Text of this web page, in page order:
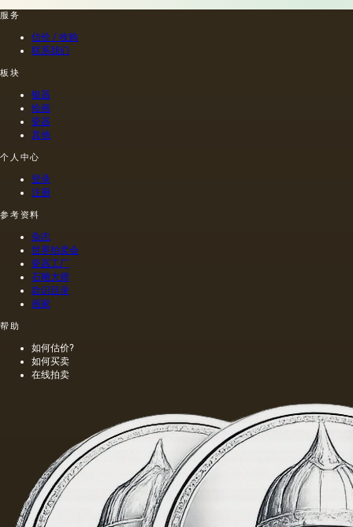
服务
估价 / 收购
联系我们
板块
银器
绘画
瓷器
其他
个人中心
登录
注册
参考资料
杂志
世界拍卖会
瓷器工厂
石雕大师
款识目录
画家
帮助
如何估价?
如何买卖
在线拍卖